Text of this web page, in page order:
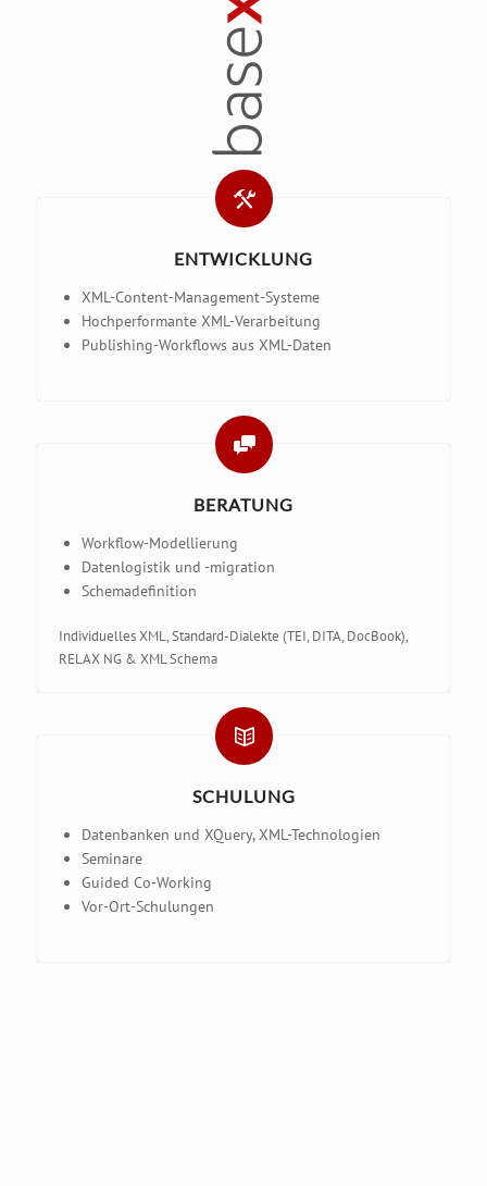
ENTWICKLUNG
XML-Content-Management-Systeme
Hochperformante XML-Verarbeitung
Publishing-Workflows aus XML-Daten
BERATUNG
Workflow-Modellierung
Datenlogistik und -migration
Schemadefinition
Individuelles XML, Standard-Dialekte (TEI, DITA, DocBook),
RELAX NG & XML Schema
SCHULUNG
Datenbanken und XQuery, XML-Technologien
Seminare
Guided Co-Working
Vor-Ort-Schulungen